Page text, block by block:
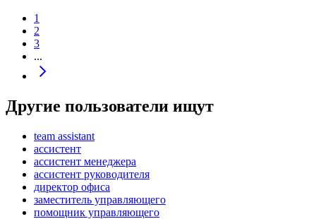
1
2
3
...
Другие пользователи ищут
team assistant
ассистент
ассистент менеджера
ассистент руководителя
директор офиса
заместитель управляющего
помощник управляющего